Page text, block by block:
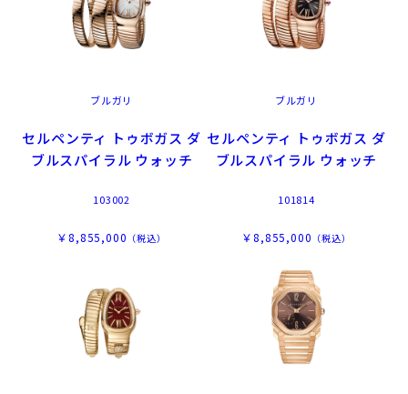
ブルガリ
セルペンティ トゥボガス ダ
ブルスパイラル ウォッチ
103002
￥8,855,000 （税込）
ブルガリ
セルペンティ トゥボガス ダ
ブルスパイラル ウォッチ
101814
￥8,855,000 （税込）